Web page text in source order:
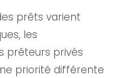
prêts varient
les
prêteurs privés
priorité différente